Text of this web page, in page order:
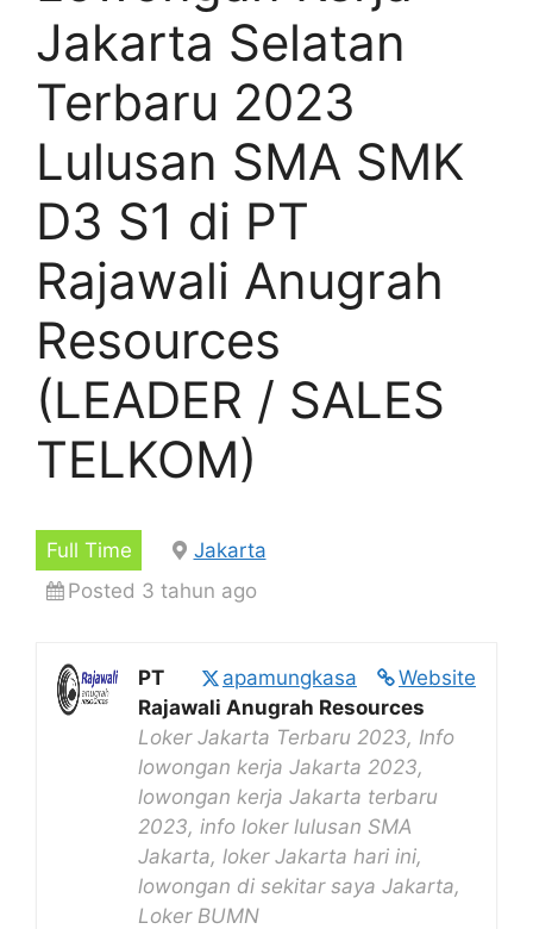
Jakarta Selatan
Terbaru 2023
Lulusan SMA SMK
D3 S1 di PT
Rajawali Anugrah
Resources
(LEADER / SALES
TELKOM)
Full Time
Jakarta
Posted 3 tahun ago
Website
apamungkasa
PT
Rajawali Anugrah Resources
Loker Jakarta Terbaru 2023, Info
lowongan kerja Jakarta 2023,
lowongan kerja Jakarta terbaru
2023, info loker lulusan SMA
Jakarta, loker Jakarta hari ini,
lowongan di sekitar saya Jakarta,
Loker BUMN